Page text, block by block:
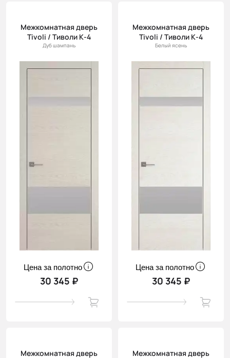
Межкомнатная дверь
Tivoli / Тиволи К-4
Дуб шампань
Цена за полотно
30 345 ₽
Межкомнатная дверь
Tivoli / Тиволи К-4
Белый ясень
Цена за полотно
30 345 ₽
Межкомнатная дверь Межкомнатная дверь